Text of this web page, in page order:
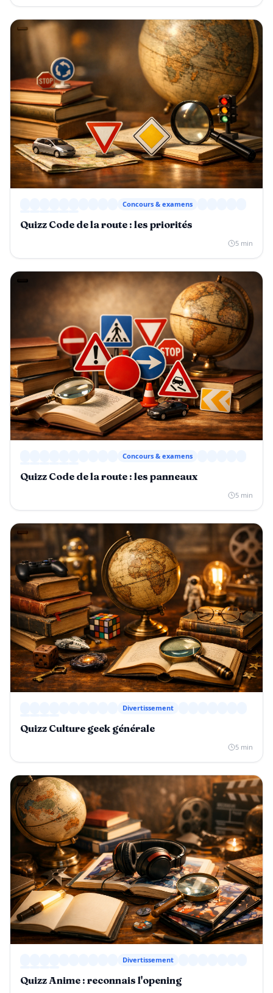
Concours & examens
Quizz Code de la route : les priorités
5 min
Concours & examens
Quizz Code de la route : les panneaux
5 min
Divertissement
Quizz Culture geek générale
5 min
Divertissement
Quizz Anime : reconnais l'opening